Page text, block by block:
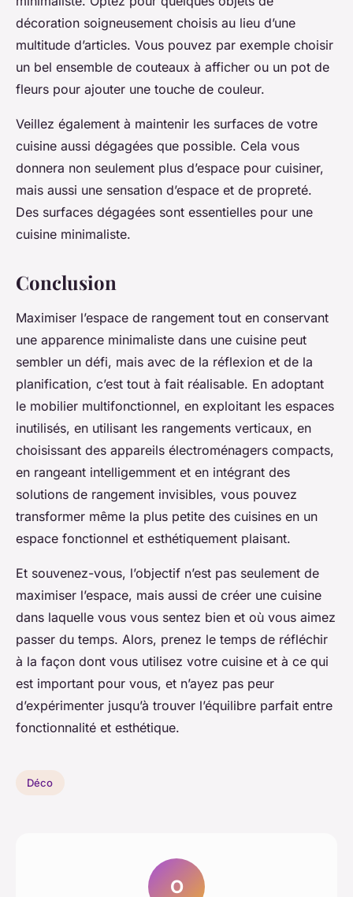
décoration soigneusement choisis au lieu d’une
multitude d’articles. Vous pouvez par exemple choisir
un bel ensemble de couteaux à afficher ou un pot de
fleurs pour ajouter une touche de couleur.
Veillez également à maintenir les surfaces de votre
cuisine aussi dégagées que possible. Cela vous
donnera non seulement plus d’espace pour cuisiner,
mais aussi une sensation d’espace et de propreté.
Des surfaces dégagées sont essentielles pour une
cuisine minimaliste.
Conclusion
Maximiser l’espace de rangement tout en conservant
une apparence minimaliste dans une cuisine peut
sembler un défi, mais avec de la réflexion et de la
planification, c’est tout à fait réalisable. En adoptant
le mobilier multifonctionnel, en exploitant les espaces
inutilisés, en utilisant les rangements verticaux, en
choisissant des appareils électroménagers compacts,
en rangeant intelligemment et en intégrant des
solutions de rangement invisibles, vous pouvez
transformer même la plus petite des cuisines en un
espace fonctionnel et esthétiquement plaisant.
Et souvenez-vous, l’objectif n’est pas seulement de
maximiser l’espace, mais aussi de créer une cuisine
dans laquelle vous vous sentez bien et où vous aimez
passer du temps. Alors, prenez le temps de réfléchir
à la façon dont vous utilisez votre cuisine et à ce qui
est important pour vous, et n’ayez pas peur
d’expérimenter jusqu’à trouver l’équilibre parfait entre
fonctionnalité et esthétique.
Déco
O